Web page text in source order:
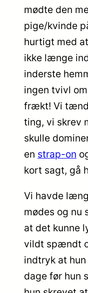
mødte den
pige/kvinde
hurtigt med
ikke længe
inderste
ingen tvivl
frækt! Vi
ting, vi skrev
skulle
en strap-on
kort sagt, gå
Vi havde
mødes og nu
at det kunne
vildt spændt
indtryk at
dage før hun